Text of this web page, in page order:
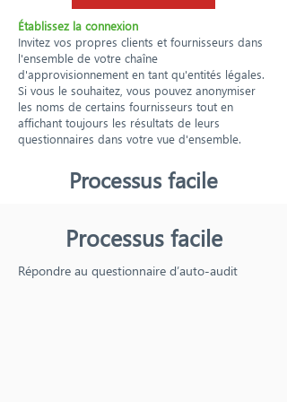
Établissez la connexion
Invitez vos propres clients et fournisseurs dans
l'ensemble de votre chaîne
d'approvisionnement en tant qu'entités légales.
Si vous le souhaitez, vous pouvez anonymiser
les noms de certains fournisseurs tout en
affichant toujours les résultats de leurs
questionnaires dans votre vue d'ensemble.
Processus facile
Processus facile
Répondre au questionnaire d’auto-audit